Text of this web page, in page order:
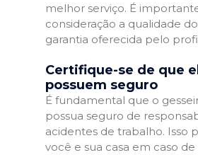
melhor serviço. É
consideração a qualidade
garantia oferecida pelo
Certifique-se de que
possuem seguro
É fundamental que o
possua seguro de
acidentes de trabalho. Isso
você e sua casa em caso